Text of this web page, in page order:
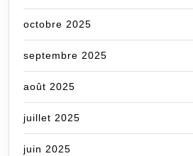
octobre 2025
septembre 2025
août 2025
juillet 2025
juin 2025